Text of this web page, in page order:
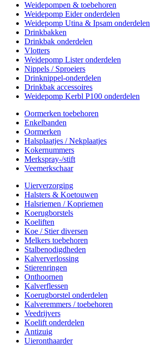
Weidepompen & toebehoren
Weidepomp Eider onderdelen
Weidepomp Utina & Ipsam onderdelen
Drinkbakken
Drinkbak onderdelen
Vlotters
Weidepomp Lister onderdelen
Nippels / Sproeiers
Drinknippel-onderdelen
Drinkbak accessoires
Weidepomp Kerbl P100 onderdelen
Oormerken toebehoren
Enkelbanden
Oormerken
Halsplaatjes / Nekplaatjes
Kokernummers
Merkspray-/stift
Veemerkschaar
Uierverzorging
Halsters & Koetouwen
Halsriemen / Kopriemen
Koerugborstels
Koeliften
Koe / Stier diversen
Melkers toebehoren
Stalbenodigdheden
Kalververlossing
Stierenringen
Onthoornen
Kalverflessen
Koerugborstel onderdelen
Kalveremmers / toebehoren
Veedrijvers
Koelift onderdelen
Antizuig
Uieronthaarder